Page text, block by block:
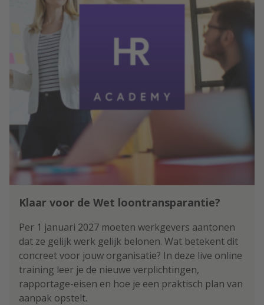
Klaar voor de Wet loontransparantie?
Per 1 januari 2027 moeten werkgevers aantonen
dat ze gelijk werk gelijk belonen. Wat betekent dit
concreet voor jouw organisatie? In deze live online
training leer je de nieuwe verplichtingen,
rapportage-eisen en hoe je een praktisch plan van
aanpak opstelt.